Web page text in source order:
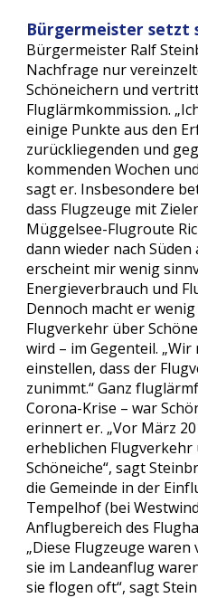
Bürgermeister setzt
Bürgermeister Ralf
Nachfrage nur
Schöneichern und
Fluglärmkommission.
einige Punkte aus den
zurückliegenden und
kommenden Wochen
sagt er. Insbesondere
dass Flugzeuge mit
Müggelsee-Flugroute
dann wieder nach Süden
erscheint mir wenig
Energieverbrauch und
Dennoch macht er
Flugverkehr über
wird – im Gegenteil.
einstellen, dass der
zunimmt.“ Ganz
Corona-Krise – war
erinnert er. „Vor März
erheblichen Flugverkehr
Schöneiche“, sagt
die Gemeinde in der
Tempelhof (bei
Anflugbereich des
„Diese Flugzeuge
sie im Landeanflug
sie flogen oft“, sagt